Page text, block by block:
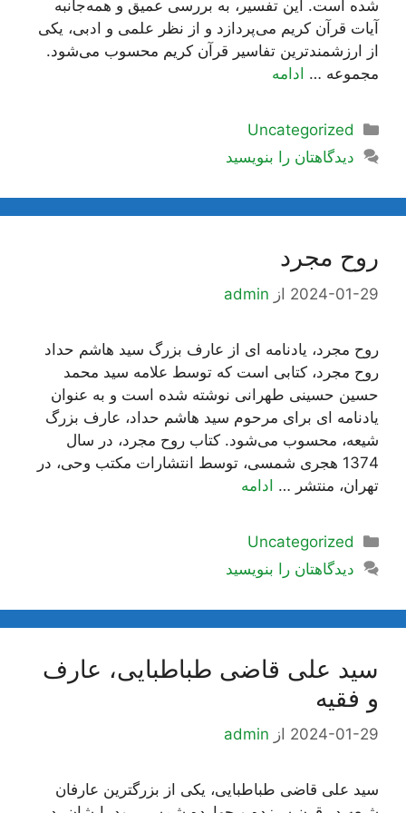
شده است. این تفسیر، به بررسی عمیق و همه‌جانبه
آیات قرآن کریم می‌پردازد و از نظر علمی و ادبی، یکی
از ارزشمندترین تفاسیر قرآن کریم محسوب می‌شود.
مجموعه … ادامه
دسته‌ها
Uncategorized
دیدگاهتان را بنویسید
روح مجرد
2024-01-29 از admin
روح مجرد، یادنامه ای از عارف بزرگ سید هاشم حداد
روح مجرد، کتابی است که توسط علامه سید محمد
حسین حسینی طهرانی نوشته شده است و به عنوان
یادنامه ای برای مرحوم سید هاشم حداد، عارف بزرگ
شیعه، محسوب می‌شود. کتاب روح مجرد، در سال
1374 هجری شمسی، توسط انتشارات مکتب وحی، در
تهران، منتشر … ادامه
دسته‌ها
Uncategorized
دیدگاهتان را بنویسید
سید علی قاضی طباطبایی، عارف
و فقیه
2024-01-29 از admin
سید علی قاضی طباطبایی، یکی از بزرگترین عارفان